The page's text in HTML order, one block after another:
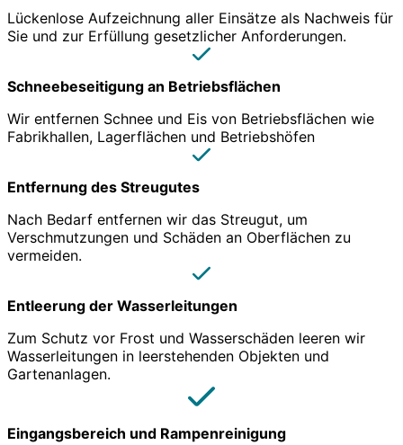
Lückenlose Aufzeichnung aller Einsätze als Nachweis für
Sie und zur Erfüllung gesetzlicher Anforderungen.
Schneebeseitigung an Betriebsflächen
Wir entfernen Schnee und Eis von Betriebsflächen wie
Fabrikhallen, Lagerflächen und Betriebshöfen
Entfernung des Streugutes
Nach Bedarf entfernen wir das Streugut, um
Verschmutzungen und Schäden an Oberflächen zu
vermeiden.
Entleerung der Wasserleitungen
Zum Schutz vor Frost und Wasserschäden leeren wir
Wasserleitungen in leerstehenden Objekten und
Gartenanlagen.
Eingangsbereich und Rampenreinigung